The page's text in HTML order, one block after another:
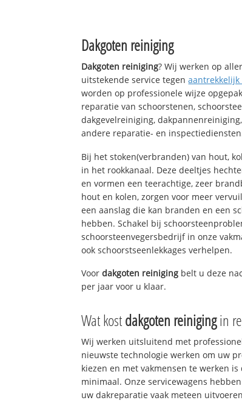
Dakgoten reiniging
Dakgoten reiniging? Wij werken op
uitstekende service tegen
worden op professionele wijze
reparatie van schoorstenen,
dakgevelreiniging,
andere reparatie- en
Bij het stoken(verbranden) van hout,
in het rookkanaal. Deze deeltjes
en vormen een teerachtige, zeer
hout en kolen, zorgen voor meer
een aanslag die kan branden en een
hebben. Schakel bij
schoorsteenvegersbedrijf in onze
ook schoorstseenlekkages verhelpen.
Voordakgoten reiniging belt u deze
per jaar voor u klaar.
Wat kostdakgoten reinigingin
Wij werken uitsluitend met
nieuwste technologie werken om uw
kiezen en met vakmensen te werken
minimaal. Onze servicewagens
uw dakreparatie vaak meteen